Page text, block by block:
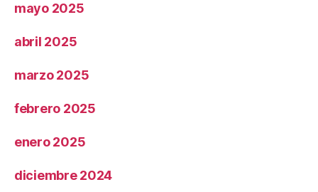
mayo 2025
abril 2025
marzo 2025
febrero 2025
enero 2025
diciembre 2024